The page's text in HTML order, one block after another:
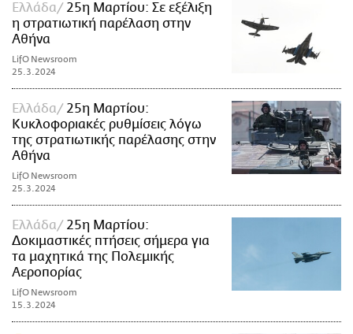
Ελλάδα
25η Μαρτίου: Σε εξέλιξη
η στρατιωτική παρέλαση στην
Αθήνα
LifO Newsroom
25.3.2024
Ελλάδα
25η Μαρτίου:
Κυκλοφοριακές ρυθμίσεις λόγω
της στρατιωτικής παρέλασης στην
Αθήνα
LifO Newsroom
25.3.2024
Ελλάδα
25η Μαρτίου:
Δοκιμαστικές πτήσεις σήμερα για
τα μαχητικά της Πολεμικής
Αεροπορίας
LifO Newsroom
15.3.2024